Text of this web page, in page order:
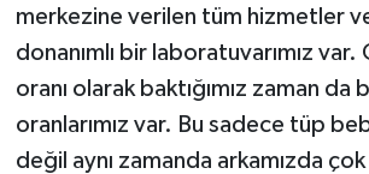
merkezine verilen tüm hizmetler
donanımlı bir laboratuvarımız var.
oranı olarak baktığımız zaman da
oranlarımız var. Bu sadece tüp
değil aynı zamanda arkamızda